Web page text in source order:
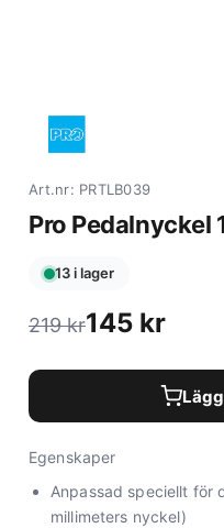
Art.nr: PRTLB039
Pro Pedalnyckel
13 i lager
219kr145 kr
Egenskaper
Anpassad speciellt för
millimeters nyckel)